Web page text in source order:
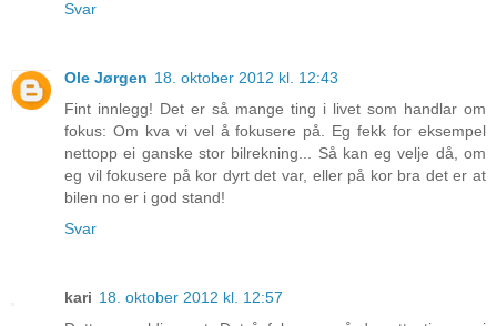
Svar
Ole Jørgen 18. oktober 2012 kl. 12:43
Fint innlegg! Det er så mange ting i livet som handlar om
fokus: Om kva vi vel å fokusere på. Eg fekk for eksempel
nettopp ei ganske stor bilrekning... Så kan eg velje då, om
eg vil fokusere på kor dyrt det var, eller på kor bra det er at
bilen no er i god stand!
Svar
kari 18. oktober 2012 kl. 12:57